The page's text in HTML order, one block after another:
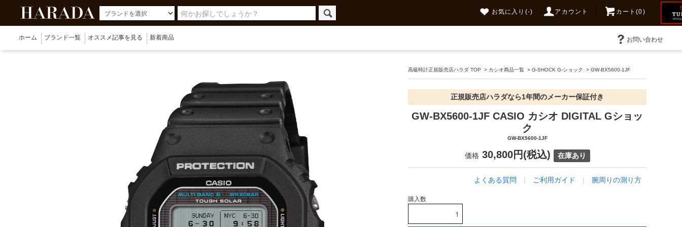
お気に入り (-) アカウント カート(0)
ホーム ブランド一覧 オススメ記事を見る 新着商品 お問い合わせ
高級時計正規販売店ハラダ TOP > カシオ商品一覧 >G-SHOCK G-ショック >GW-BX5600-1JF
正規販売店ハラダなら1年間のメーカー保証付き
GW-BX5600-1JF CASIO カシオ DIGITAL Gショッ
ク
GW-BX5600-1JF
価格30,800円(税込) 在庫あり
よくある質問 | ご利用ガイド | 腕周りの測り方
購入数